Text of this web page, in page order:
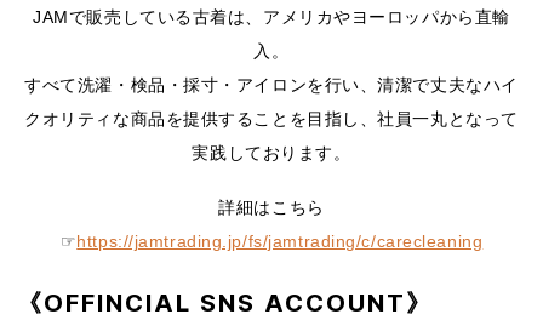
JAMで販売している古着は、アメリカやヨーロッパから直輸
入。
すべて洗濯・検品・採寸・アイロンを行い、清潔で丈夫なハイ
クオリティな商品を提供することを目指し、社員一丸となって
実践しております。
詳細はこちら
☞https://jamtrading.jp/fs/jamtrading/c/carecleaning
《OFFINCIAL SNS ACCOUNT》